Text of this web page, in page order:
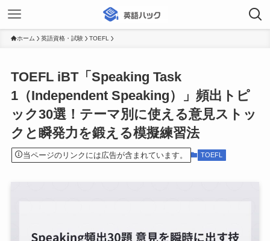
ホーム 英語資格・試験 TOEFL
TOEFL iBT「Speaking Task
1（Independent Speaking）」頻出トピ
ック30選！テーマ別に使える意見ストッ
クと瞬発力を鍛える模擬練習法
当ページのリンクには広告が含まれています。 TOEFL